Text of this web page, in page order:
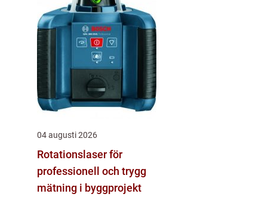
04 augusti 2026
Rotationslaser för
professionell och trygg
mätning i byggprojekt